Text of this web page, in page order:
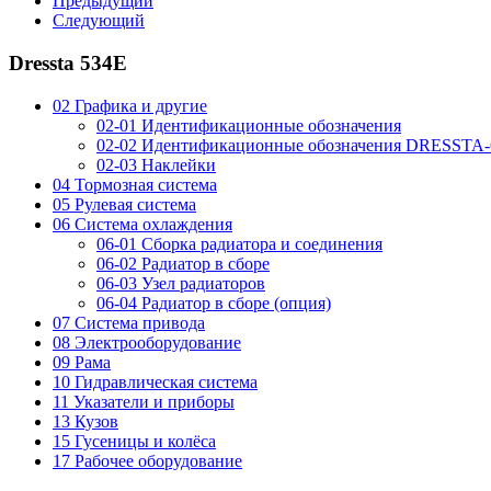
Следующий
Dressta 534E
02 Графика и другие
02-01 Идентификационные обозначения
02-02 Идентификационные обозначения
02-03 Наклейки
04 Тормозная система
05 Рулевая система
06 Система охлаждения
06-01 Сборка радиатора и соединения
06-02 Радиатор в сборе
06-03 Узел радиаторов
06-04 Радиатор в сборе (опция)
07 Система привода
08 Электрооборудование
09 Рама
10 Гидравлическая система
11 Указатели и приборы
13 Кузов
15 Гусеницы и колёса
17 Рабочее оборудование